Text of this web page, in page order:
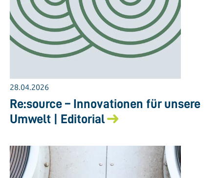
28.04.2026
Re:source – Innovationen für unsere
Umwelt | Editorial